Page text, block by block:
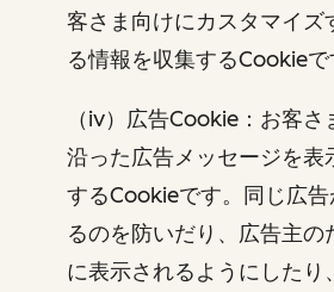
客さま向けにカスタマイズ
る情報を収集するCookieで
（iv）広告Cookie：お客
沿った広告メッセージを表
するCookieです。同じ広
るのを防いだり、広告主の
に表示されるようにしたり